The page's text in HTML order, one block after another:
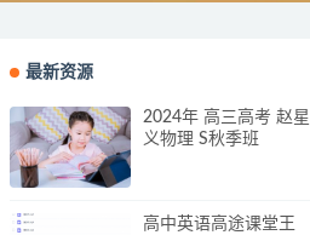
最新资源
2024年 高三高考 赵星
义物理 S秋季班
高中英语高途课堂王